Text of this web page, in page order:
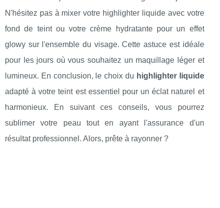
N'hésitez pas à mixer votre highlighter liquide avec votre
fond de teint ou votre crème hydratante pour un effet
glowy sur l'ensemble du visage. Cette astuce est idéale
pour les jours où vous souhaitez un maquillage léger et
lumineux. En conclusion, le choix du highlighter liquide
adapté à votre teint est essentiel pour un éclat naturel et
harmonieux. En suivant ces conseils, vous pourrez
sublimer votre peau tout en ayant l'assurance d'un
résultat professionnel. Alors, prête à rayonner ?